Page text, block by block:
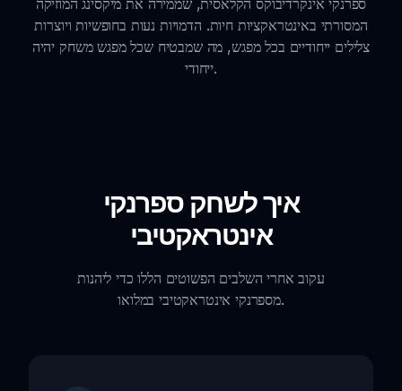
המסורתי באינטראקציות חיות. הדמויות נעות בחופשיות ויוצרות
צלילים ייחודיים בכל מפגש, מה שמבטיח שכל מפגש משחק יהיה
ייחודי.
איך לשחק ספרנקי
אינטראקטיבי
עקוב אחרי השלבים הפשוטים הללו כדי ליהנות
מספרנקי אינטראקטיבי במלואו.